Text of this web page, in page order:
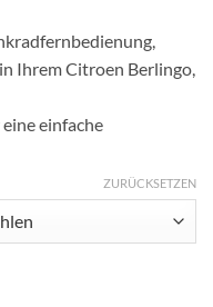
Ihrem Citroen Berlingo,
einfache
ZURÜCKSETZEN